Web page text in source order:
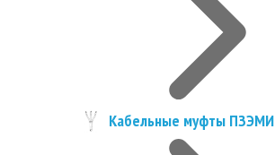
Кабельные муфты ПЗЭМИ